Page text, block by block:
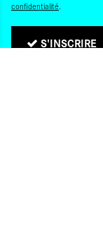
confidentialité.
S'INSCRIRE